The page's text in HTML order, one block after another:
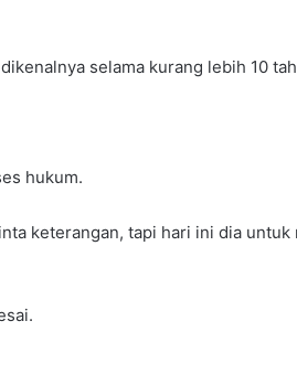
selama kurang lebih 10
hukum.
keterangan, tapi hari ini dia untuk